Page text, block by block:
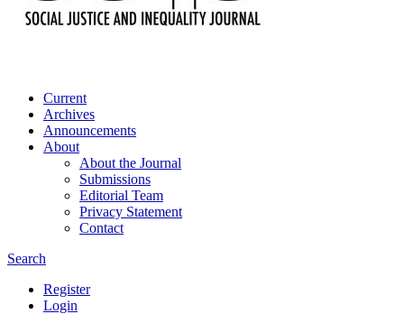
Current
Archives
Announcements
About
About the Journal
Submissions
Editorial Team
Privacy Statement
Contact
Search
Register
Login